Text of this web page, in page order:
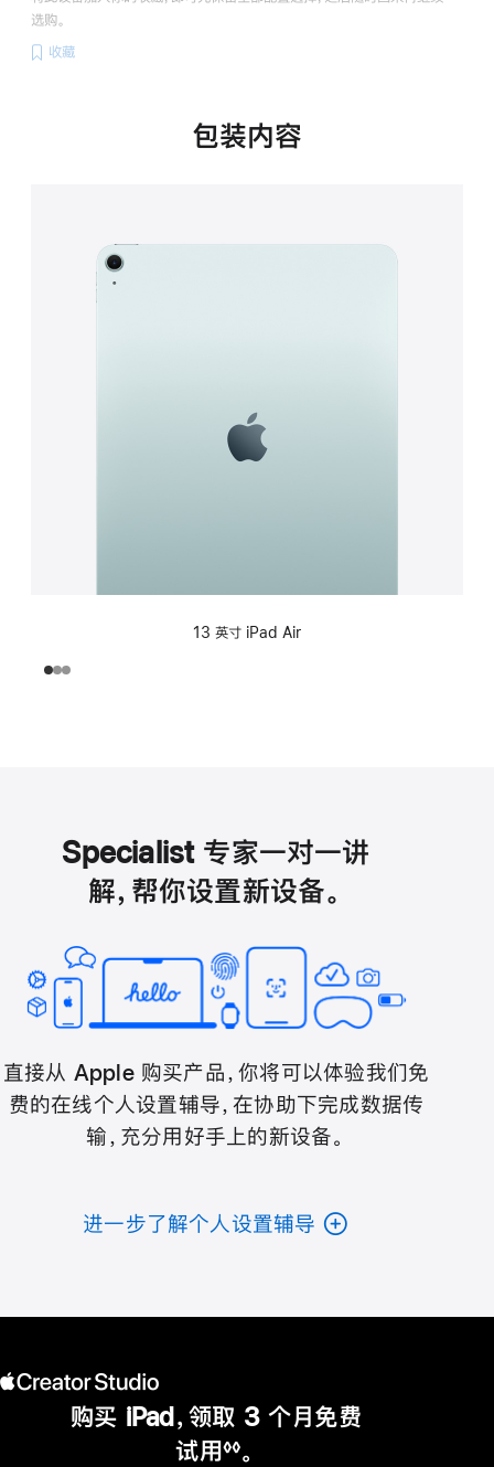
选购。
收藏
包装内容
13 英寸 iPad Air
Specialist 专家一对一讲
解，帮你设置新设备。
直接从 Apple 购买产品，你将可以体验我们免
费的在线个人设置辅导，在协助下完成数据传
输，充分用好手上的新设备。
进一步了解个人设置辅导
购买 iPad，领取 3 个月免费
试用◊◊。